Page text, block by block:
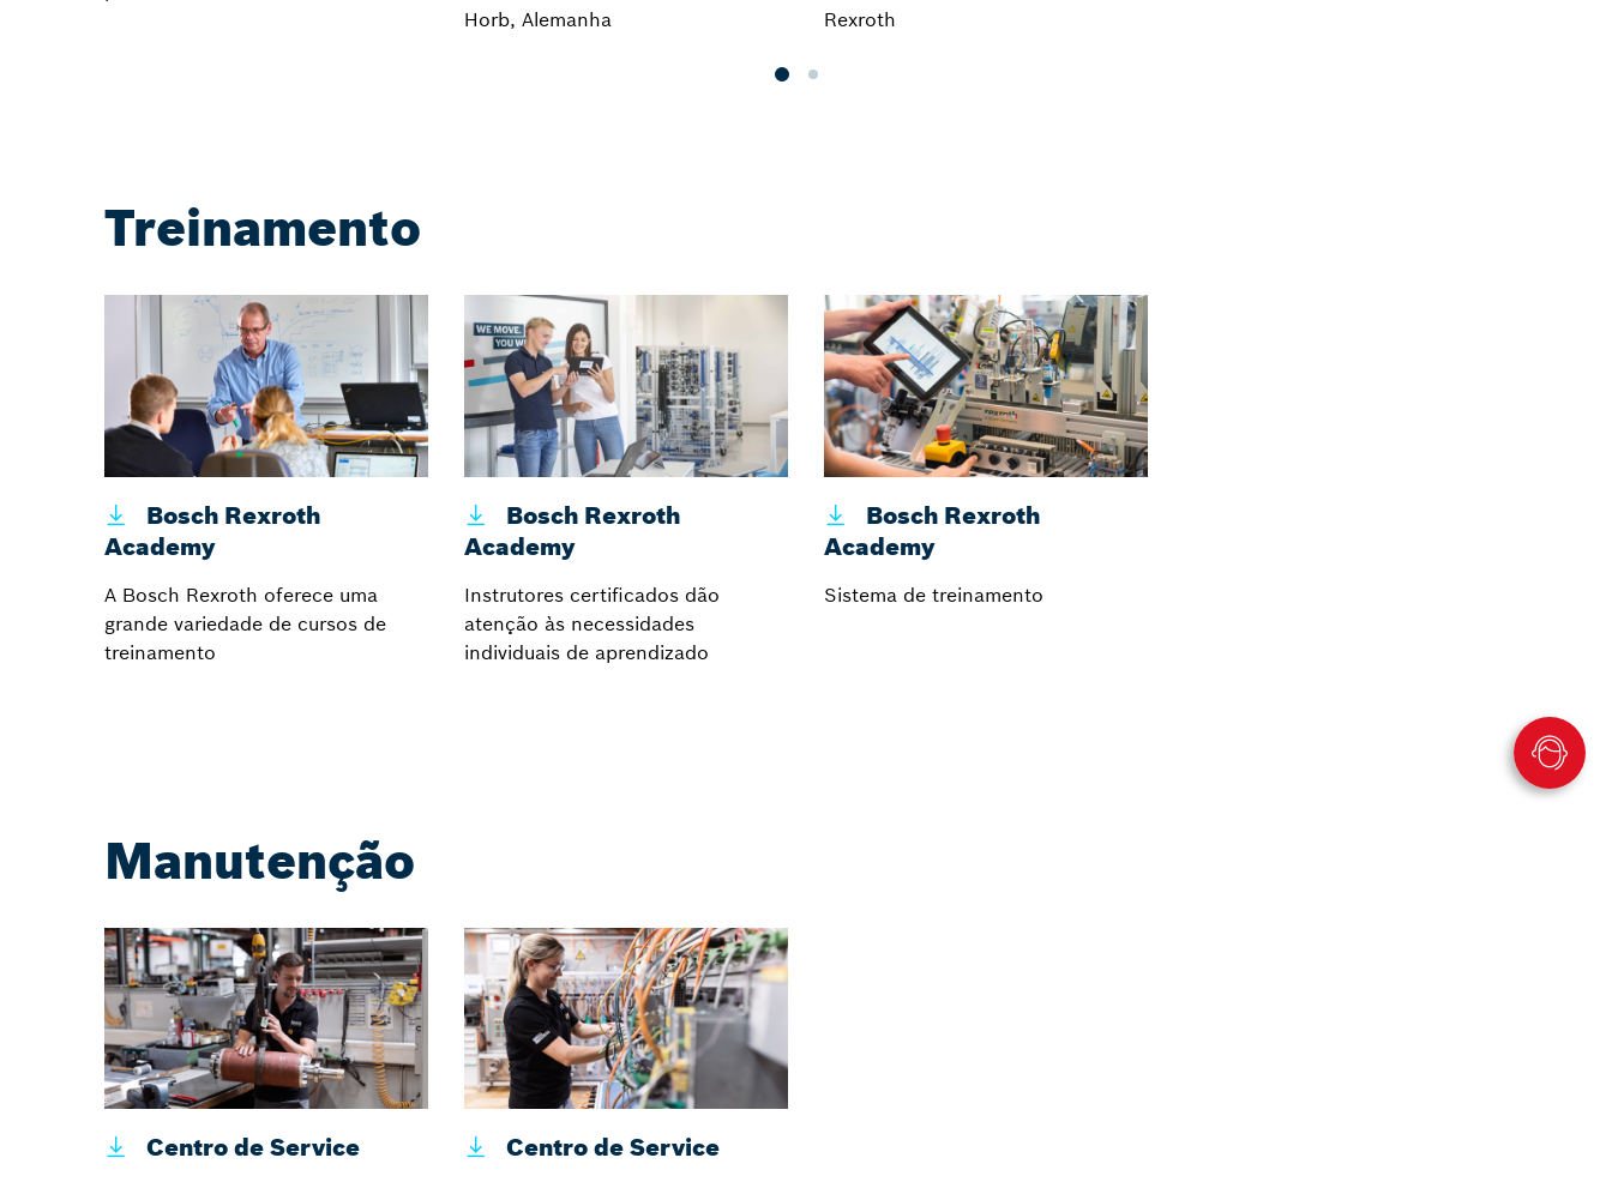
Horb, Alemanha
Rexroth
Treinamento
Bosch Rexroth
Academy
A Bosch Rexroth oferece uma
grande variedade de cursos de
treinamento
Bosch Rexroth
Academy
Instrutores certificados dão
atenção às necessidades
individuais de aprendizado
Bosch Rexroth
Academy
Sistema de treinamento
Manutenção
Centro de Service Centro de Service